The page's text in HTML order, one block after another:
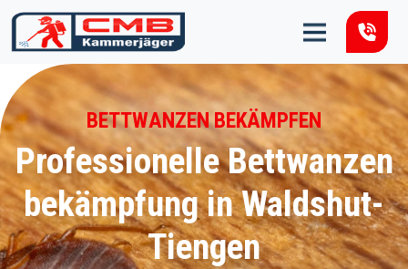
Zum Inhalt springen
BETTWANZEN BEKÄMPFEN
Professionelle Bettwanzen
bekämpfung in Waldshut-
Tiengen